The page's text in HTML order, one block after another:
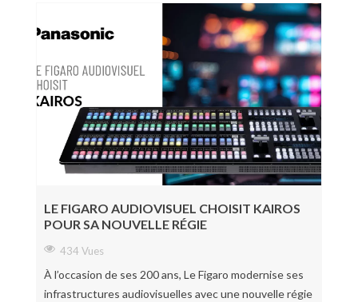
LE FIGARO AUDIOVISUEL CHOISIT KAIROS
POUR SA NOUVELLE RÉGIE
434 Vues
À l’occasion de ses 200 ans, Le Figaro modernise ses
infrastructures audiovisuelles avec une nouvelle régie